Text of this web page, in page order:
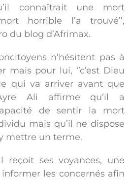
connaîtrait une mort
horrible l’a trouvé’’,
du blog d’Afrimax.
n’hésitent pas à
mais pour lui, ‘’c’est Dieu
qui va arriver avant que
Ayre Ali affirme qu’il a
de sentir la mort
mais qu’il ne dispose
mettre un terme.
reçoit ses voyances, une
les concernés afin